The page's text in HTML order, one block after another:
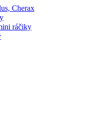
Cherax
ráčiky